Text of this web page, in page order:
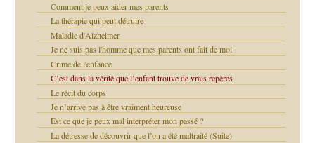
entières ?
aujourd’hui
lui est arrivé
Comment je peux aider mes parents
La thérapie qui peut détruire
Maladie d'Alzheimer
Je ne suis pas l'homme que mes parents ont fait de moi
Crime de l'enfance
C’est dans la vérité que l’enfant trouve de vrais repères
Le récit du corps
Je n’arrive pas à être vraiment heureuse
Est ce que je peux mal interpréter mon passé ?
La détresse de découvrir que l’on a été maltraité (Suite)